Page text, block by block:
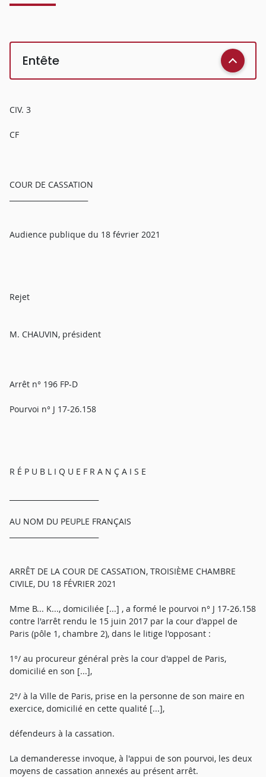
Entête
CIV. 3
CF
COUR DE CASSATION
Audience publique du 18 février 2021
Rejet
M. CHAUVIN, président
Arrêt n° 196 FP-D
Pourvoi n° J 17-26.158
R É P U B L I Q U E F R A N Ç A I S E
AU NOM DU PEUPLE FRANÇAIS
ARRÊT DE LA COUR DE CASSATION, TROISIÈME CHAMBRE
CIVILE, DU 18 FÉVRIER 2021
Mme B... K..., domiciliée [...] , a formé le pourvoi n° J 17-26.158
contre l'arrêt rendu le 15 juin 2017 par la cour d'appel de
Paris (pôle 1, chambre 2), dans le litige l'opposant :
1°/ au procureur général près la cour d'appel de Paris,
domicilié en son [...],
2°/ à la Ville de Paris, prise en la personne de son maire en
exercice, domicilié en cette qualité [...],
défendeurs à la cassation.
La demanderesse invoque, à l'appui de son pourvoi, les deux
moyens de cassation annexés au présent arrêt.